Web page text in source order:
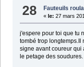
28 Fauteuils
«le: 27 mars
j'espere pour toi que tu
tombé trop longtemps.Il
signe avant coureur qui
le petage des soudures.